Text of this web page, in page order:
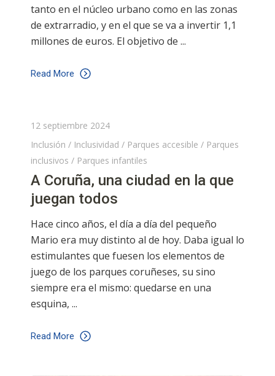
tanto en el núcleo urbano como en las zonas
de extrarradio, y en el que se va a invertir 1,1
millones de euros. El objetivo de
Read More
12 septiembre 2024
Inclusión / Inclusividad / Parques accesible / Parques
inclusivos / Parques infantiles
A Coruña, una ciudad en la que
juegan todos
Hace cinco años, el día a día del pequeño
Mario era muy distinto al de hoy. Daba igual lo
estimulantes que fuesen los elementos de
juego de los parques coruñeses, su sino
siempre era el mismo: quedarse en una
esquina,
Read More